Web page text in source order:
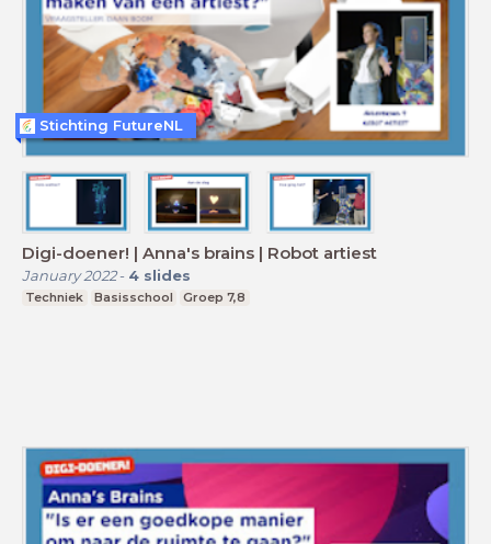
Digi-doener! | Anna's brains | Robot artiest
January 2022- 4 slides
Techniek Basisschool Groep 7,8
Stichting FutureNL